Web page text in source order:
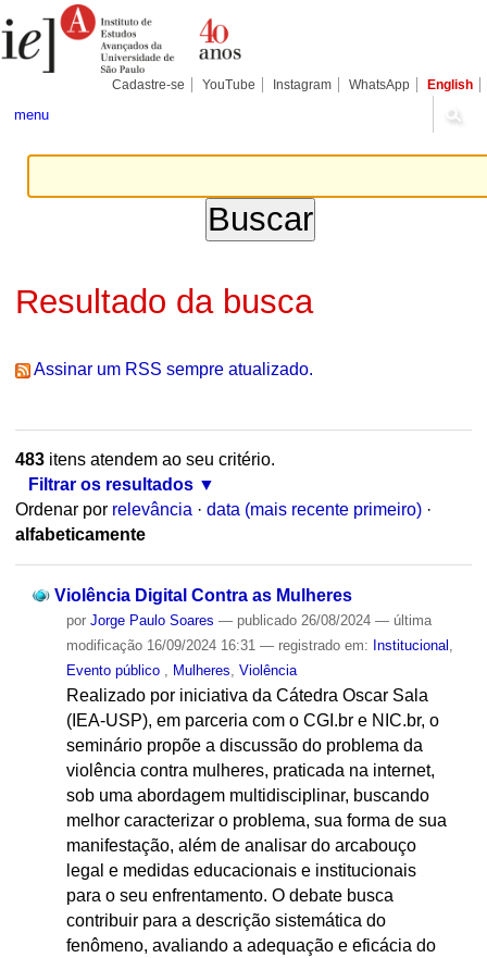
para
conteúdo.
Pessoais
Cadastre-se YouTube Instagram WhatsApp English
menu
Resultado da busca
Assinar um RSS sempre atualizado.
483itens atendem ao seu critério.
Filtrar os resultados
Ordenar por relevância · data (mais recente primeiro) ·
alfabeticamente
Violência Digital Contra as Mulheres
por Jorge Paulo Soares — publicado26/08/2024 — última
modificação16/09/2024 16:31 — registrado em: Institucional
Evento público
Mulheres Violência
Realizado por iniciativa da Cátedra Oscar Sala
(IEA-USP), em parceria com o CGI.br e NIC.br, o
seminário propõe a discussão do problema da
violência contra mulheres, praticada na internet,
sob uma abordagem multidisciplinar, buscando
melhor caracterizar o problema, sua forma de sua
manifestação, além de analisar do arcabouço
legal e medidas educacionais e institucionais
para o seu enfrentamento. O debate busca
contribuir para a descrição sistemática do
fenômeno, avaliando a adequação e eficácia do